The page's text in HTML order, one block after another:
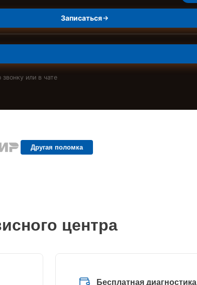
Записаться
или в чате
Другая поломка
центра
Бесплатная диагностика